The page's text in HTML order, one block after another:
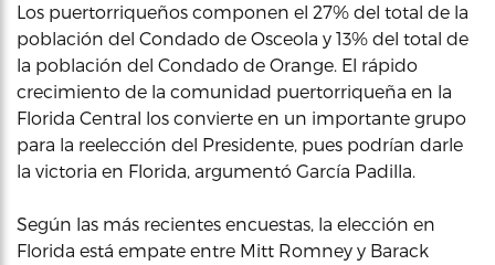
Los puertorriqueños componen el 27% del total de la
población del Condado de Osceola y 13% del total de
la población del Condado de Orange. El rápido
crecimiento de la comunidad puertorriqueña en la
Florida Central los convierte en un importante grupo
para la reelección del Presidente, pues podrían darle
la victoria en Florida, argumentó García Padilla.
Según las más recientes encuestas, la elección en
Florida está empate entre Mitt Romney y Barack